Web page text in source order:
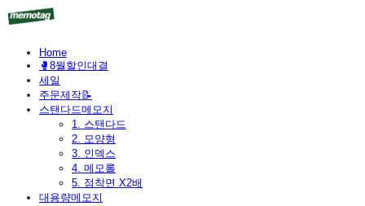
Home
🥊8월할인대결
세일
주문제작📝
스탠다드메모지
1. 스탠다드
2. 모양형
3. 인덱스
4. 메모롤
5. 점착면 X2배
대용량메모지